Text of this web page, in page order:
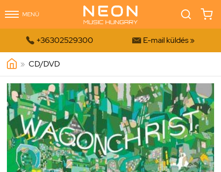
MENÜ
 +36302529300  E-mail küldés »
» CD/DVD